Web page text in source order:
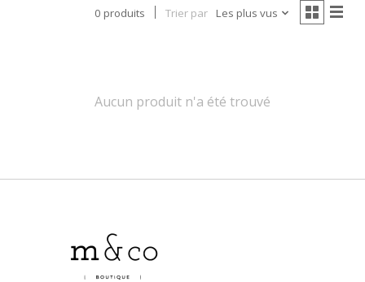
0 produits Trier par Les plus vus
Aucun produit n'a été trouvé